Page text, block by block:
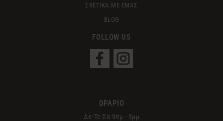
ΣΧΕΤΙΚΑ ΜΕ ΕΜΑΣ
BLOG
FOLLOW US
ΩΡΑΡΙΟ
Δε-Τε-Σα 9πμ - 3μμ